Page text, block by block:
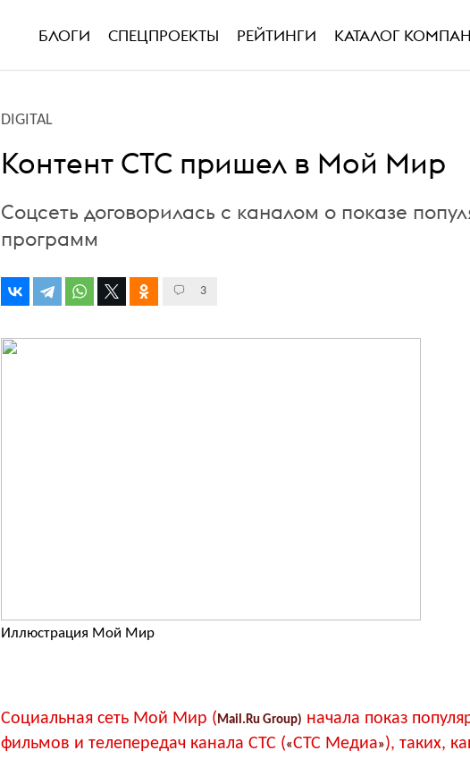
БЛОГИ СПЕЦПРОЕКТЫ РЕЙТИНГИ КАТАЛОГ
DIGITAL
Контент СТС пришел в Мой Мир
Соцсеть договорилась с каналом о показе
программ
3
Иллюстрация Мой Мир
Социальная сеть Мой Мир (Mail.Ru Group) начала показ
фильмов и телепередач канала СТС («СТС Медиа»), таких,